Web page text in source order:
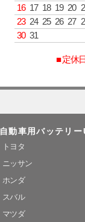
16 17 18 19 20
23 24 25 26 27
30 31
■ 定休日
自動車用バッテリー
トヨタ
ニッサン
ホンダ
スバル
マツダ